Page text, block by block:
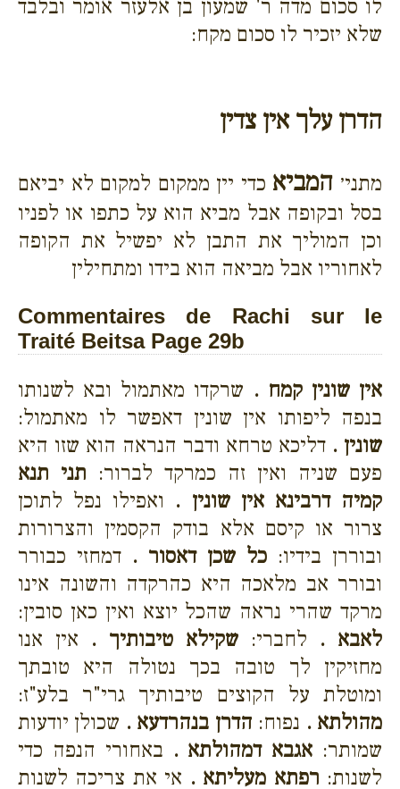
לו סכום מדה ר' שמעון בן אלעזר אומר ובלבד
שלא יזכיר לו סכום מקח:
הדרן עלך אין צדין
מתני׳ המביא כדי יין ממקום למקום לא יביאם
בסל ובקופה אבל מביא הוא על כתפו או לפניו
וכן המוליך את התבן לא יפשיל את הקופה
לאחוריו אבל מביאה הוא בידו ומתחילין
Commentaires de Rachi sur le
Traité Beitsa Page 29b
אין שונין קמח . שרקדו מאתמול ובא לשנותו
בנפה ליפותו אין שונין דאפשר לו מאתמול:
שונין . דליכא טרחא ודבר הנראה הוא שזו היא
פעם שניה ואין זה כמרקד לברור: תני תנא
קמיה דרבינא אין שונין . ואפילו נפל לתוכן
צרור או קיסם אלא בודק הקסמין והצרורות
ובוררן בידיו: כל שכן דאסור . דמחזי כבורר
ובורר אב מלאכה היא כהרקדה והשונה אינו
מרקד שהרי נראה שהכל יוצא ואין כאן סובין:
לאבא . לחברי: שקילא טיבותיך . אין אנו
מחזיקין לך טובה בכך נטולה היא טובתך
ומוטלת על הקוצים טיבותיך גרי"ר בלע"ז:
מהולתא . נפוח: הדרן בנהרדעא . שכולן יודעות
שמותר: אגבא דמהולתא . באחורי הנפה כדי
לשנות: רפתא מעליתא . אי את צריכה לשנות